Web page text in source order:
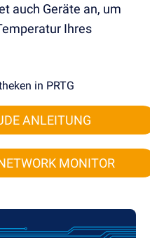
auch Geräte an, um
Ihres
in PRTG
ANLEITUNG
MONITOR